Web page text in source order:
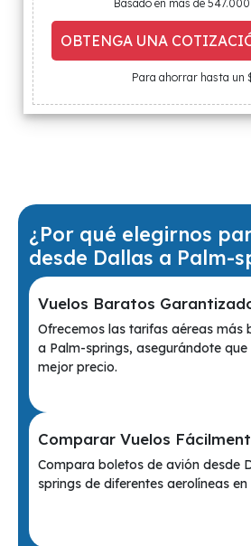
Basado en más de
OBTENGA UNA
Para ahorrar hasta un
¿Por qué elegirnos
desde Dallas a Palm-
Vuelos Baratos
Ofrecemos las tarifas aéreas más
a Palm-springs, asegurándote que
mejor precio.
Comparar Vuelos
Compara boletos de avión desde
springs de diferentes aerolíneas en